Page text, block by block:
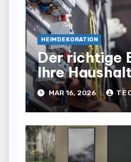
HEIMDEKORATION
Der richtige
Ihre
Ratgeber
MAR 16, 2026